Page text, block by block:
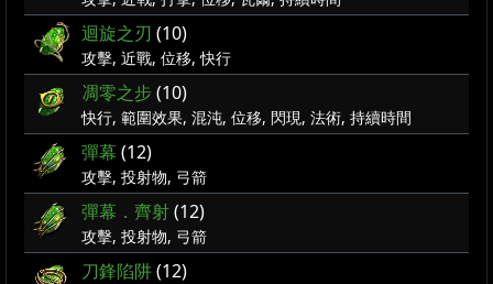
迴旋之刃 (10)
攻擊, 近戰, 位移, 快行
凋零之步(10)
快行, 範圍效果, 混沌, 位移, 閃現, 法術, 持續時間
彈幕 (12)
攻擊, 投射物, 弓箭
彈幕．齊射(12)
攻擊, 投射物, 弓箭
刀鋒陷阱(12)